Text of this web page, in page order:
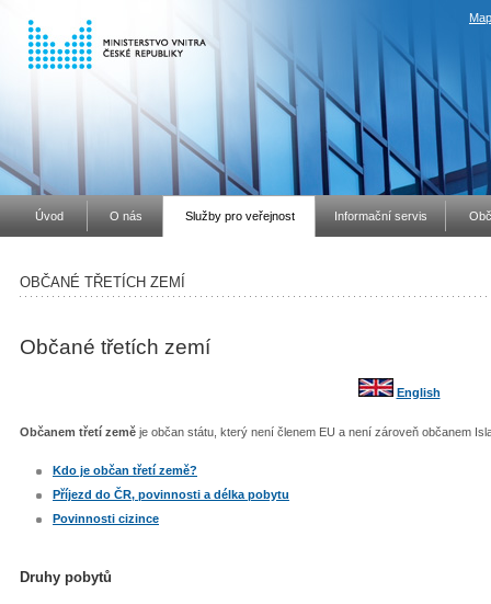
Úvod O nás Služby pro veřejnost Informační servis
OBČANÉ TŘETÍCH ZEMÍ
Občané třetích zemí
English
Občanem třetí země je občan státu, který není členem EU a není zároveň občanem
Kdo je občan třetí země?
Příjezd do ČR, povinnosti a délka pobytu
Povinnosti cizince
Druhy pobytů